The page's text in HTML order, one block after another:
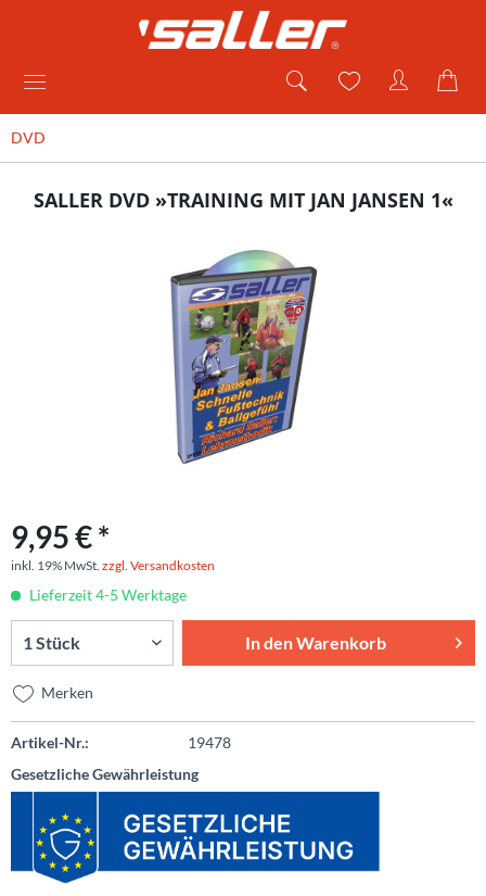
DVD
SALLER DVD »TRAINING MIT JAN JANSEN 1«
9,95 € *
inkl. 19% MwSt. zzgl. Versandkosten
Lieferzeit 4-5 Werktage
In denWarenkorb
Merken
Artikel-Nr.:
19478
Gesetzliche Gewährleistung